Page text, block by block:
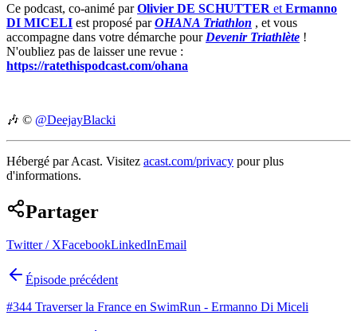
Ce podcast, co-animé parOlivier DE SCHUTTER et Ermanno
DI MICELI est proposé parOHANA Triathlon , et vous
accompagne dans votre démarche pour Devenir Triathlète !
N'oubliez pas de laisser une revue :
https://ratethispodcast.com/ohana
🎶 ©️ @DeejayBlacki
Hébergé par Acast. Visitez acast.com/privacy pour plus
d'informations.
Partager
Twitter / XFacebookLinkedInEmail
Épisode précédent
#344 Traverser la France en SwimRun - Ermanno Di Miceli